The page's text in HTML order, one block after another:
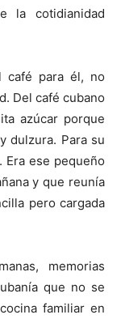
la cotidianidad
café para él, no
Del café cubano
azúcar porque
dulzura. Para su
Era ese pequeño
y que reunía
pero cargada
memorias
que no se
familiar en